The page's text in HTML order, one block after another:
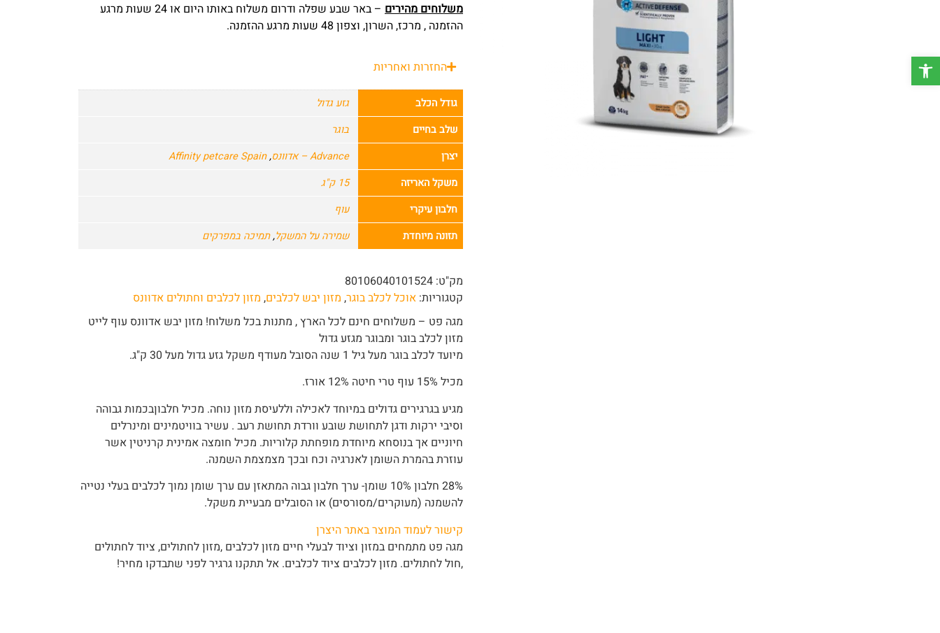
פתח סרגל נגישות
משלוחים מהירים
– באר שבע שפלה ודרום משלוח באותו היום או 24 שעות מרגע
ההזמנה , מרכז, השרון, וצפון 48 שעות מרגע ההזמנה.
החזרות ואחריות
גודל הכלב
גזע גדול
שלב בחיים
בוגר
יצרן
Advance – אדוונס ,
Affinity petcare Spain
משקל האריזה
15 ק"ג
חלבון עיקרי
עוף
תזונה מיוחדת
שמירה על המשקל,תמיכה במפרקים
מק"ט: 80106040101524
קטגוריות: אוכל לכלב בוגר, מזון יבש לכלבים, מזון לכלבים וחתולים אדוונס
מגה פט – משלוחים חינם לכל הארץ , מתנות בכל משלוח! מזון יבש אדוונס עוף לייט
מזון לכלב בוגר ומבוגר מגזע גדול
מיועד לכלב בוגר מעל גיל 1 שנה הסובל מעודף משקל גזע גדול מעל 30 ק"ג.
מכיל 15% עוף טרי חיטה 12% אורז.
מגיע בגרגירים גדולים במיוחד לאכילה וללעיסת מזון נוחה. מכיל חלבוןבכמות גבוהה
וסיבי ירקות ודגן לתחושת שובע וורדת תחושת רעב . עשיר בוויטמינים ומינרלים
חיוניים אך בנוסחא מיוחדת מופחתת קלוריות. מכיל חומצה אמינית קרניטין אשר
עוזרת בהמרת השומן לאנרגיה וכח ובכך מצמצמת השמנה.
28% חלבון 10% שומן- ערך חלבון גבוה המתאזן עם ערך שומן נמוך לכלבים בעלי נטייה
להשמנה (מעוקרים/מסורסים) או הסובלים מבעיית משקל.
קישור לעמוד המוצר באתר היצרן
מגה פט מתמחים במזון וציוד לבעלי חיים מזון לכלבים ,מזון לחתולים, ציוד לחתולים
,חול לחתולים. מזון לכלבים ציוד לכלבים. אל תתקנו גרגיר לפני שתבדקו מחיר!